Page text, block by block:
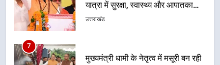
विकास और पर्यटन का नया केंद्र
उत्तराखंड
8
आपदा के मलबे से उम्मीद की नई सुबह,